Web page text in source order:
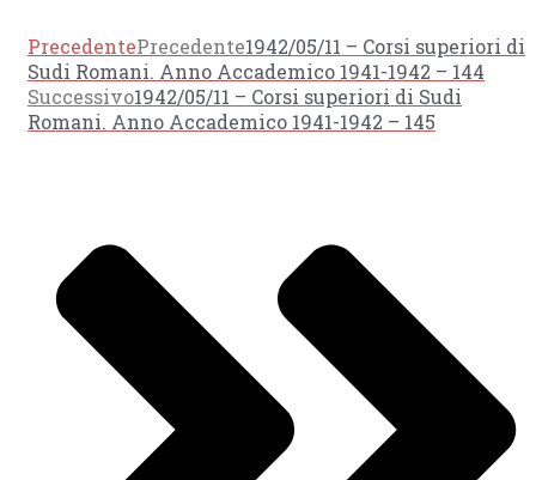
PrecedentePrecedente1942/05/11 – Corsi superiori di
Sudi Romani. Anno Accademico 1941-1942 – 144
Successivo1942/05/11 – Corsi superiori di Sudi
Romani. Anno Accademico 1941-1942 – 145